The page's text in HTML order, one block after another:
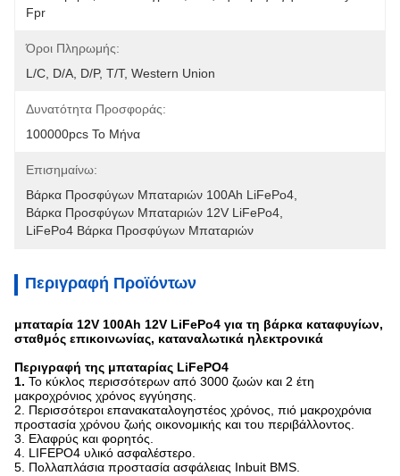
Fpr
Όροι Πληρωμής:
L/C, D/A, D/P, T/T, Western Union
Δυνατότητα Προσφοράς:
100000pcs Το Μήνα
Επισημαίνω:
Βάρκα Προσφύγων Μπαταριών 100Ah LiFePo4
Βάρκα Προσφύγων Μπαταριών 12V LiFePo4
LiFePo4 Βάρκα Προσφύγων Μπαταριών
Περιγραφή Προϊόντων
μπαταρία 12V 100Ah 12V LiFePo4 για τη βάρκα καταφυγίων,
σταθμός επικοινωνίας, καταναλωτικά ηλεκτρονικά
Περιγραφή της μπαταρίας LiFePO4
1. Το κύκλος περισσότερων από 3000 ζωών και 2 έτη
μακροχρόνιος χρόνος εγγύησης.
2. Περισσότεροι επανακαταλογηστέος χρόνος, πιό μακροχρόνια
προστασία χρόνου ζωής οικονομικής και του περιβάλλοντος.
3. Ελαφρύς και φορητός.
4. LIFEPO4 υλικό ασφαλέστερο.
5. Πολλαπλάσια προστασία ασφάλειας Inbuit BMS.